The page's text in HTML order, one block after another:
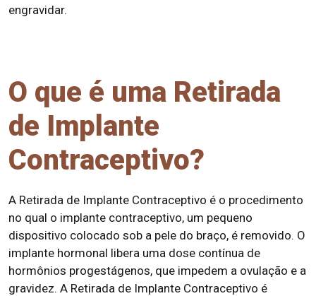
engravidar.
O que é uma Retirada
de Implante
Contraceptivo?
A Retirada de Implante Contraceptivo é o procedimento
no qual o implante contraceptivo, um pequeno
dispositivo colocado sob a pele do braço, é removido. O
implante hormonal libera uma dose contínua de
hormônios progestágenos, que impedem a ovulação e a
gravidez. A Retirada de Implante Contraceptivo é